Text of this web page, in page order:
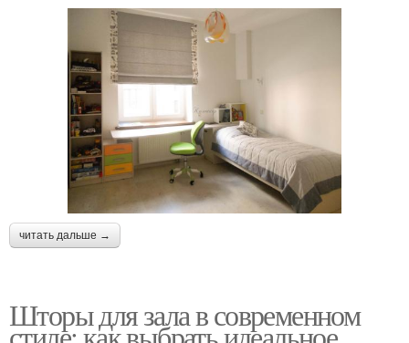
читать дальше →
Шторы для зала в современном